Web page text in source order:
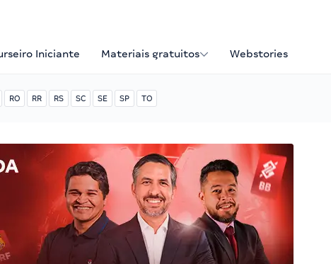
Iniciante Materiais gratuitos Webstories
RO RR RS SC SE SP TO